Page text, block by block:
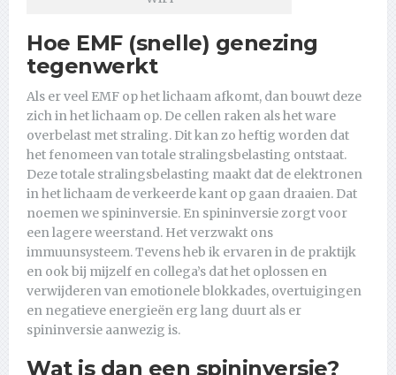
Hoe EMF (snelle) genezing
tegenwerkt
Als er veel EMF op het lichaam afkomt, dan bouwt deze
zich in het lichaam op. De cellen raken als het ware
overbelast met straling. Dit kan zo heftig worden dat
het fenomeen van totale stralingsbelasting ontstaat.
Deze totale stralingsbelasting maakt dat de elektronen
in het lichaam de verkeerde kant op gaan draaien. Dat
noemen we spininversie. En spininversie zorgt voor
een lagere weerstand. Het verzwakt ons
immuunsysteem. Tevens heb ik ervaren in de praktijk
en ook bij mijzelf en collega’s dat het oplossen en
verwijderen van emotionele blokkades, overtuigingen
en negatieve energieën erg lang duurt als er
spininversie aanwezig is.
Wat is dan een spininversie?